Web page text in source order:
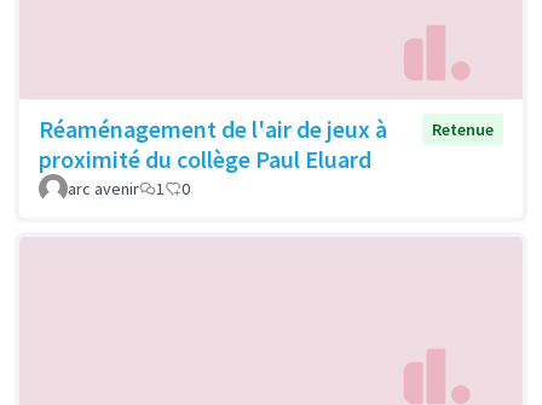
Réaménagement de l'air de jeux à
proximité du collège Paul Eluard
Retenue
arc avenir 1 0